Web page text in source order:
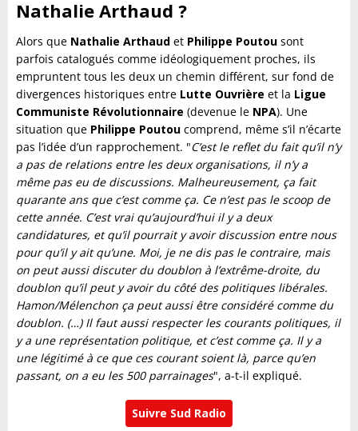
Nathalie Arthaud ?
Alors que Nathalie Arthaud et Philippe Poutou sont
parfois catalogués comme idéologiquement proches, ils
empruntent tous les deux un chemin différent, sur fond de
divergences historiques entre Lutte Ouvrière et la Ligue
Communiste Révolutionnaire (devenue le NPA). Une
situation que Philippe Poutou comprend, même s’il n’écarte
pas l’idée d’un rapprochement. "C’est le reflet du fait qu’il n’y
a pas de relations entre les deux organisations, il n’y a
même pas eu de discussions. Malheureusement, ça fait
quarante ans que c’est comme ça. Ce n’est pas le scoop de
cette année. C’est vrai qu’aujourd’hui il y a deux
candidatures, et qu’il pourrait y avoir discussion entre nous
pour qu’il y ait qu’une. Moi, je ne dis pas le contraire, mais
on peut aussi discuter du doublon à l’extrême-droite, du
doublon qu’il peut y avoir du côté des politiques libérales.
Hamon/Mélenchon ça peut aussi être considéré comme du
doublon. (…) Il faut aussi respecter les courants politiques, il
y a une représentation politique, et c’est comme ça. Il y a
une légitimé à ce que ces courant soient là, parce qu’en
passant, on a eu les 500 parrainages", a-t-il expliqué.
Suivre Sud Radio